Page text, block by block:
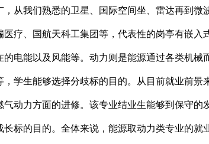
从我们熟悉的卫星、国际空间坐、雷达再到
疗、国航天科工集团等，代表性的岗亭有嵌
电能以及风能等。动力则是能源通过各类机
学生能够选择分歧标的目的。从目前就业前
气动力方面的进修。该专业结业生能够到保守
标的目的。全体来说，能源取动力类专业的